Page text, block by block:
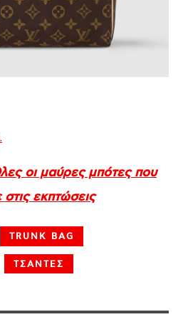
οι μαύρες μπότες που
εκπτώσεις
TRUNK BAG
ΤΣΑΝΤΕΣ